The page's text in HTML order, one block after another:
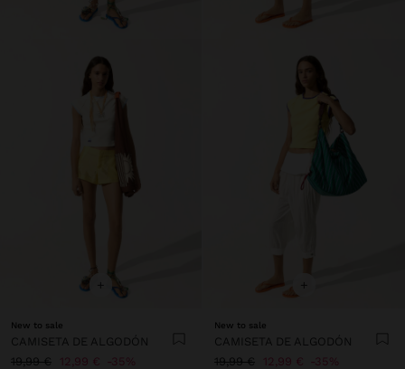
+
New to sale
CAMISETA DE ALGODÓN
19,99 €
12,99 € 35%
+
New to sale
CAMISETA DE ALGODÓN
19,99 €
12,99 € 35%